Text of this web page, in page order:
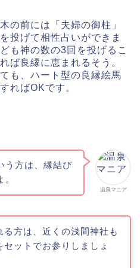
の前には「夫婦の御柱」
投げて相性占いができま
も神の数の3回を投げるこ
ば良縁に恵まれるそう。
も、ハート型の良縁絵馬
ればOKです。
温泉マニア
う方は、縁結び
る方は、近くの浅間神社も
ットでお参りしましょ